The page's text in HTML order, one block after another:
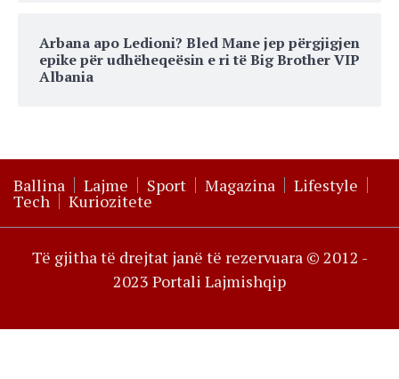
Arbana apo Ledioni? Bled Mane jep përgjigjen
epike për udhëheqeësin e ri të Big Brother VIP
Albania
Ballina Lajme Sport Magazina Lifestyle
Tech Kuriozitete
Të gjitha të drejtat janë të rezervuara © 2012 -
2023 Portali Lajmishqip